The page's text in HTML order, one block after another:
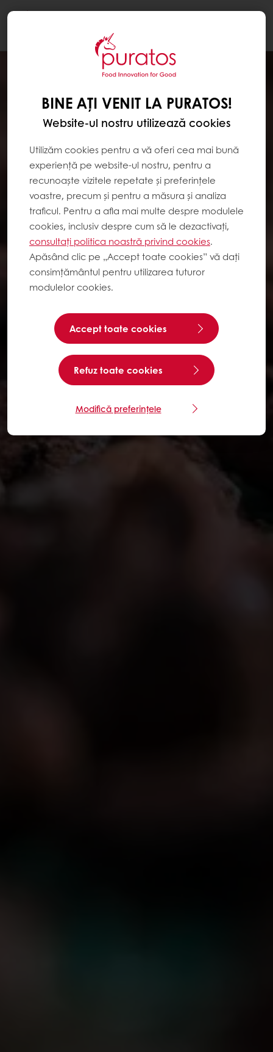
BINE AȚI VENIT LA PURATOS!
Website-ul nostru utilizează cookies
Utilizăm cookies pentru a vă oferi cea mai bună
experiență pe website-ul nostru, pentru a
recunoaște vizitele repetate și preferințele
voastre, precum și pentru a măsura și analiza
traficul. Pentru a afla mai multe despre modulele
cookies, inclusiv despre cum să le dezactivați,
consultați politica noastră privind cookies.
Apăsând clic pe „Accept toate cookies” vă dați
consimțământul pentru utilizarea tuturor
modulelor cookies.
Accept toate cookies
Refuz toate cookies
Modifică preferințele